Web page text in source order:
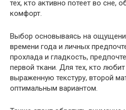
тех, кто активно потеет во сне,
комфорт.
Выбор основываясь на
времени года и личных
прохлада и гладкость,
первой ткани. Для тех, кто
выраженную текстуру, второй
оптимальным вариантом.